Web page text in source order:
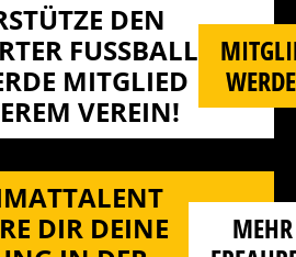
DEN
FUSSBALL U
MITGLIED I
VEREIN!
DIR DEINE
MEHR